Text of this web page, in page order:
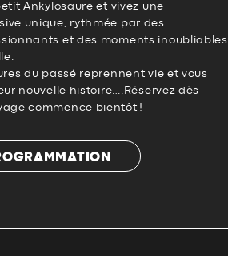
Ankylosaure et vivez une
unique, rythmée par des
et des moments inoubliables
du passé reprennent vie et vous
nouvelle histoire….Réservez dès
commence bientôt !